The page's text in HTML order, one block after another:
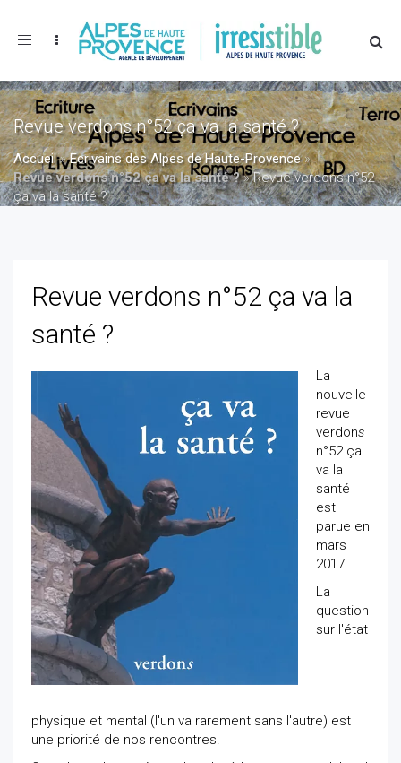
Toggle
Revue verdons n°52 ça va la santé ?
Accueil»Ecrivains des Alpes de Haute-Provence»
Revue verdons n°52 ça va la santé ?»Revue verdons n°52
ça va la santé ?
Revue verdons n°52 ça va la
santé ?
La
nouvelle
revue
verdons
n°52 ça
va la
santé
est
parue en
mars
2017.
La
question
sur l'état
physique et mental (l'un va rarement sans l'autre) est
une priorité de nos rencontres.